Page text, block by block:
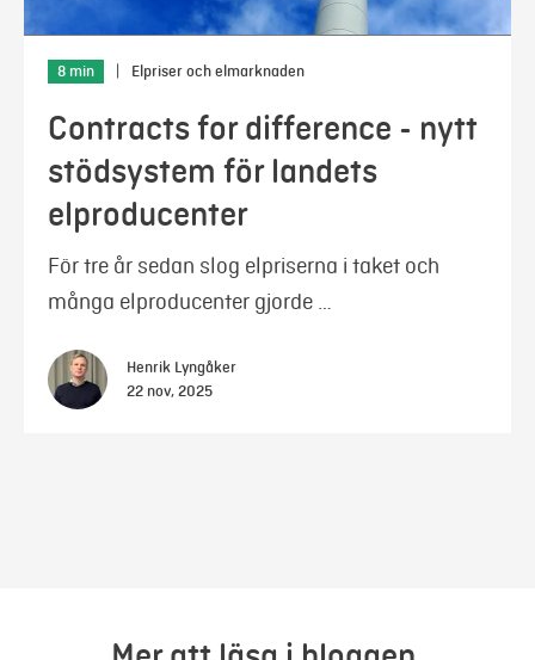
8 min Elpriser och elmarknaden
Contracts for difference - nytt
stödsystem för landets
elproducenter
För tre år sedan slog elpriserna i taket och
många elproducenter gjorde …
Henrik Lyngåker
22 nov, 2025